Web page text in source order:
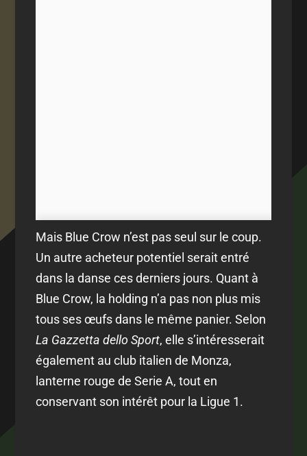
Mais Blue Crow n’est pas seul sur le coup.
Un autre acheteur potentiel serait entré
dans la danse ces derniers jours. Quant à
Blue Crow, la holding n’a pas non plus mis
tous ses œufs dans le même panier. Selon
La Gazzetta dello Sport, elle s’intéresserait
également au club italien de Monza,
lanterne rouge de Serie A, tout en
conservant son intérêt pour la Ligue 1.